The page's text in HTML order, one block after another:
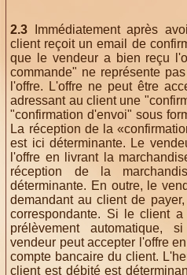
2.3 Immédiatement après
client reçoit un email de
que le vendeur a bien reçu
commande" ne représente
l'offre. L'offre ne peut être
adressant au client une
"confirmation d'envoi" sous
La réception de la
est ici déterminante. Le
l'offre en livrant la
réception de la
déterminante. En outre, le
demandant au client de
correspondante. Si le client
prélèvement automatique,
vendeur peut accepter l'offre
compte bancaire du client.
client est débité est